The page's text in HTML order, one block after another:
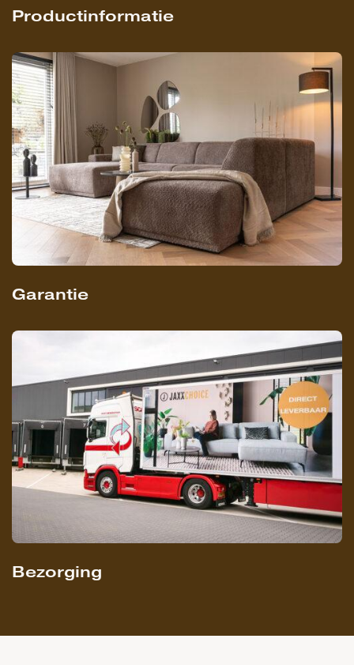
Productinformatie
Garantie
Bezorging